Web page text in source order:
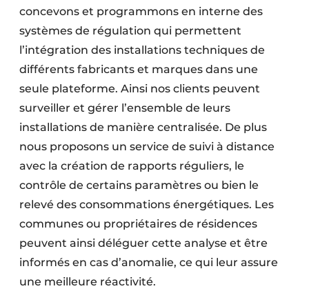
concevons et programmons en interne des
systèmes de régulation qui permettent
l’intégration des installations techniques de
différents fabricants et marques dans une
seule plateforme. Ainsi nos clients peuvent
surveiller et gérer l’ensemble de leurs
installations de manière centralisée. De plus
nous proposons un service de suivi à distance
avec la création de rapports réguliers, le
contrôle de certains paramètres ou bien le
relevé des consommations énergétiques. Les
communes ou propriétaires de résidences
peuvent ainsi déléguer cette analyse et être
informés en cas d’anomalie, ce qui leur assure
une meilleure réactivité.